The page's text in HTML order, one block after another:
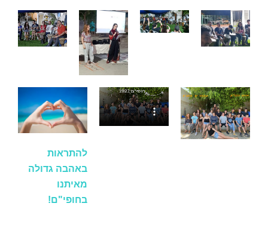
להתראות
באהבה גדולה
מאיתנו
בחופי"ם!